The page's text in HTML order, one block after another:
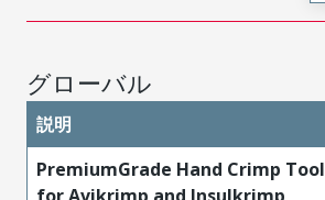
グローバル
説明
PremiumGrade Hand Crimp Tool
for Avikrimp and Insulkrimp